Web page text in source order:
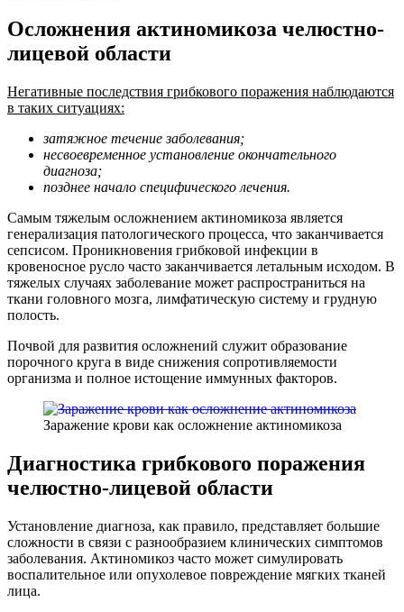
Осложнения актиномикоза челюстно-
лицевой области
Негативные последствия грибкового поражения наблюдаются
в таких ситуациях:
затяжное течение заболевания;
несвоевременное установление окончательного
диагноза;
позднее начало специфического лечения.
Самым тяжелым осложнением актиномикоза является
генерализация патологического процесса, что заканчивается
сепсисом. Проникновения грибковой инфекции в
кровеносное русло часто заканчивается летальным исходом. В
тяжелых случаях заболевание может распространиться на
ткани головного мозга, лимфатическую систему и грудную
полость.
Почвой для развития осложнений служит образование
порочного круга в виде снижения сопротивляемости
организма и полное истощение иммунных факторов.
Заражение крови как осложнение актиномикоза
Диагностика грибкового поражения
челюстно-лицевой области
Установление диагноза, как правило, представляет большие
сложности в связи с разнообразием клинических симптомов
заболевания. Актиномикоз часто может симулировать
воспалительное или опухолевое повреждение мягких тканей
лица.